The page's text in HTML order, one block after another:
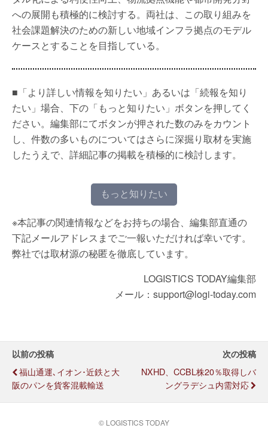
への展開も積極的に検討する。両社は、この取り組みを
社会課題解決のための新しい地域インフラ拠点のモデル
ケースとすることを目指している。
■「より詳しい情報を知りたい」あるいは「続報を知り
たい」場合、下の「もっと知りたい」ボタンを押してく
ださい。編集部にてボタンが押された数のみをカウント
し、件数の多いものについてはさらに深掘り取材を実施
したうえで、詳細記事の掲載を積極的に検討します。
もっと知りたい
※本記事の関連情報などをお持ちの場合、編集部直通の
下記メールアドレスまでご一報いただければ幸いです。
弊社では取材源の秘匿を徹底しています。
LOGISTICS TODAY編集部
メール：support@logi-today.com
以前の投稿
福山通運､イオン･近鉄と大
阪のパンを貨客混載輸送
次の投稿
NXHD、CCBL株20％取得しバ
ングラデシュ内需対応
© LOGISTICS TODAY